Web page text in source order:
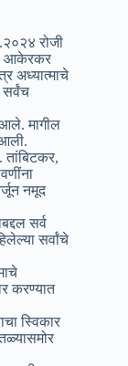
रोजी
आकेरकर
अध्यात्माचे
आले. मागील
आली.
तांबिटकर,
नमूद
सर्व
सर्वांचे
करण्यात
स्विकार